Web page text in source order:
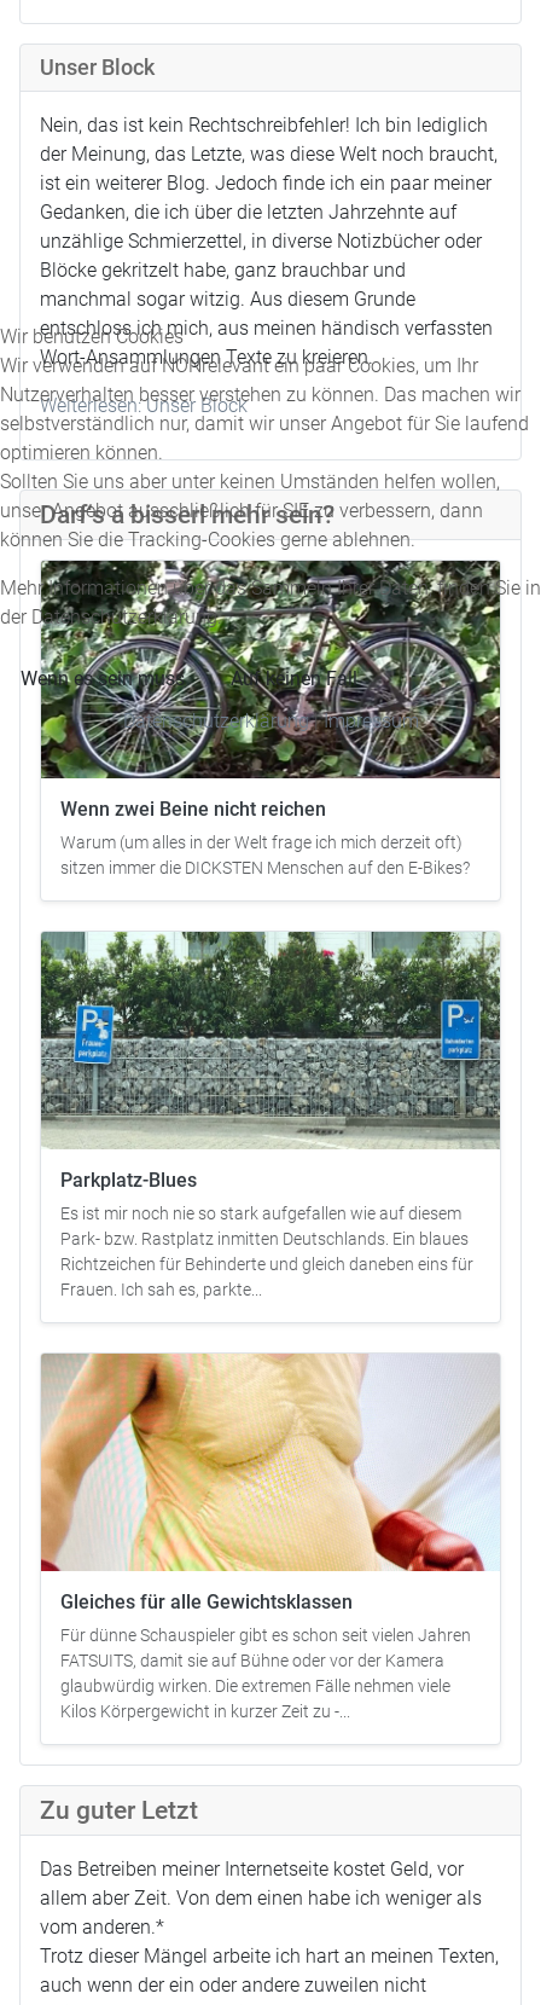
Unser Block
Nein, das ist kein Rechtschreibfehler! Ich bin lediglich
der Meinung, das Letzte, was diese Welt noch braucht,
ist ein weiterer Blog. Jedoch finde ich ein paar meiner
Gedanken, die ich über die letzten Jahrzehnte auf
unzählige Schmierzettel, in diverse Notizbücher oder
Blöcke gekritzelt habe, ganz brauchbar und
manchmal sogar witzig. Aus diesem Grunde
entschloss ich mich, aus meinen händisch verfassten
Wort-Ansammlungen Texte zu kreieren.
Weiterlesen: Unser Block
Darf‘s a bisserl mehr sein?
Wenn zwei Beine nicht reichen
Warum (um alles in der Welt frage ich mich derzeit oft)
sitzen immer die DICKSTEN Menschen auf den E-Bikes?
Parkplatz-Blues
Es ist mir noch nie so stark aufgefallen wie auf diesem
Park- bzw. Rastplatz inmitten Deutschlands. Ein blaues
Richtzeichen für Behinderte und gleich daneben eins für
Frauen. Ich sah es, parkte...
Gleiches für alle Gewichtsklassen
Für dünne Schauspieler gibt es schon seit vielen Jahren
FATSUITS, damit sie auf Bühne oder vor der Kamera
glaubwürdig wirken. Die extremen Fälle nehmen viele
Kilos Körpergewicht in kurzer Zeit zu -...
Zu guter Letzt
Das Betreiben meiner Internetseite kostet Geld, vor
allem aber Zeit. Von dem einen habe ich weniger als
vom anderen.*
Trotz dieser Mängel arbeite ich hart an meinen Texten,
auch wenn der ein oder andere zuweilen nicht
Wir benutzen Cookies
Wir verwenden auf NONrelevant ein paar Cookies, um Ihr
Nutzerverhalten besser verstehen zu können. Das machen wir
selbstverständlich nur, damit wir unser Angebot für Sie laufend
optimieren können.
Sollten Sie uns aber unter keinen Umständen helfen wollen,
unser Angebot ausschließlich für SIE zu verbessern, dann
können Sie die Tracking-Cookies gerne ablehnen.
Mehr Informationen über das Sammeln Ihrer Daten, finden Sie in
der Datenschutzerklärung.
Wenn es sein muss
Auf keinen Fall
Datenschutzerklärung|Impressum